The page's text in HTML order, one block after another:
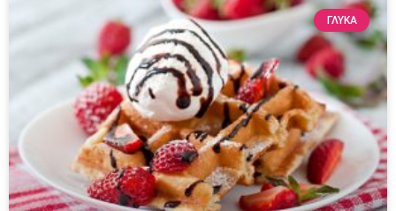
ΓΛΥΚΆ